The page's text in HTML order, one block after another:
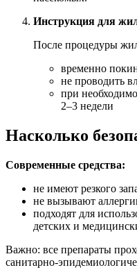
Инструкция для
После процедуры
временно
не проводить
при
2–3 недели
Насколько
Современные средства:
не имеют резкого
не вызывают
подходят для
детских и
Важно: все препараты
санитарно-